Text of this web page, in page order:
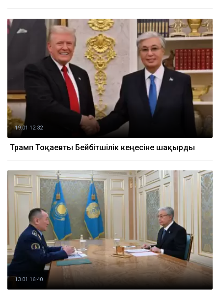
19.01 12:32
Трамп Тоқаевты Бейбітшілік кеңесіне шақырды
13.01 16:40